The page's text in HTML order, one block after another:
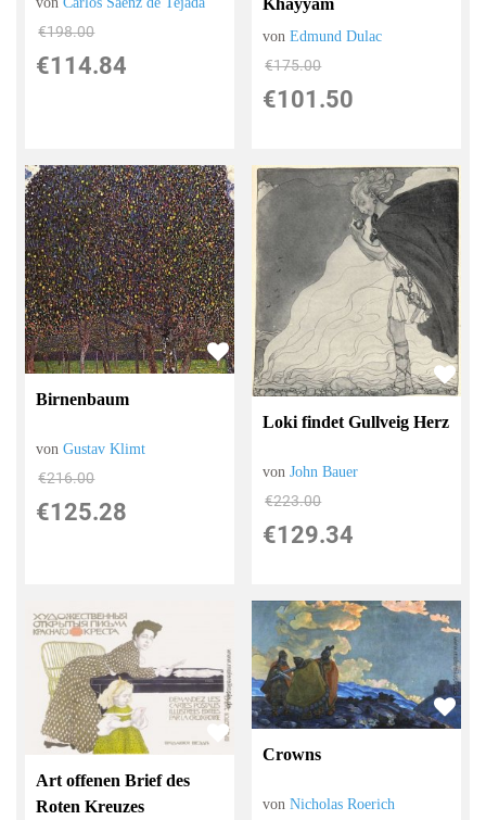
€198.00
€114.84
Khayyam
vonEdmund Dulac
€175.00
€101.50
Birnenbaum
vonGustav Klimt
€216.00
€125.28
Loki findet Gullveig Herz
vonJohn Bauer
€223.00
€129.34
Art offenen Brief des
Roten Kreuzes
Crowns
vonNicholas Roerich